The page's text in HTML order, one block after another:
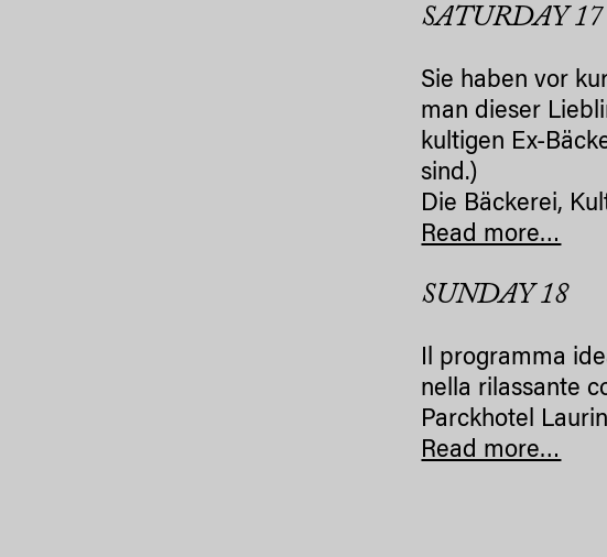
SATURDAY 17
Sie haben vor
man dieser
kultigen Ex-
sind.)
Die Bäckerei,
Read more…
SUNDAY 18
Il programma
nella rilassante
Parckhotel
Read more…